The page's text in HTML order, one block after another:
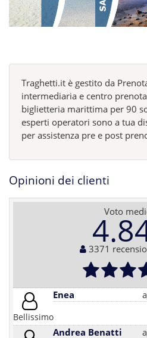
Traghetti.it è gestito da
intermediaria e centro
biglietteria marittima per 90
esperti operatori sono a tua
per assistenza pre e post
Opinioni dei clienti
Voto
3371
Enea
Bellissimo
Andrea Benatti